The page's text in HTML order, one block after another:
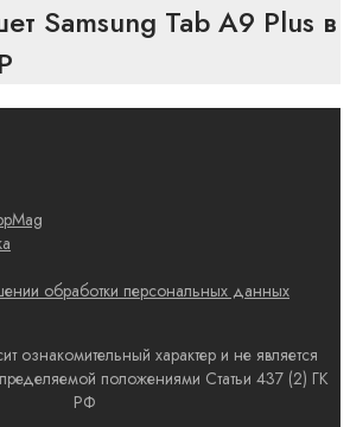
Samsung Tab A9 Plus в
обработки персональных данных
ознакомительный характер и не является
положениями Статьи 437 (2) ГК
РФ